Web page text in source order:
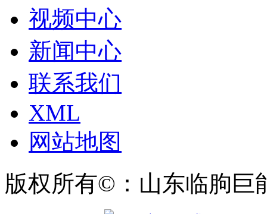
视频中心
新闻中心
联系我们
XML
网站地图
版权所有©：山东临朐巨